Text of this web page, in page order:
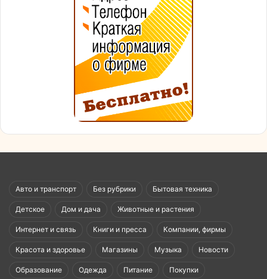
Авто и транспорт Без рубрики Бытовая техника
Детское Дом и дача Животные и растения
Интернет и связь Книги и пресса Компании, фирмы
Красота и здоровье Магазины Музыка Новости
Образование Одежда Питание Покупки